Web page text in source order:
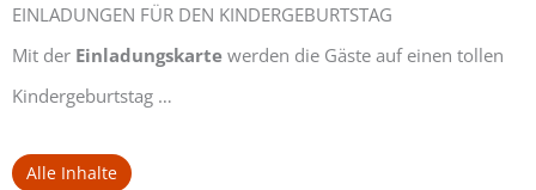
EINLADUNGEN FÜR DEN KINDERGEBURTSTAG
Mit der Einladungskarte werden die Gäste auf einen tollen
Kindergeburtstag …
Alle Inhalte